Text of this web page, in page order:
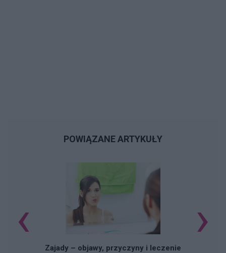
POWIĄZANE ARTYKUŁY
Zajady – objawy, przyczyny i leczenie
‹ ›